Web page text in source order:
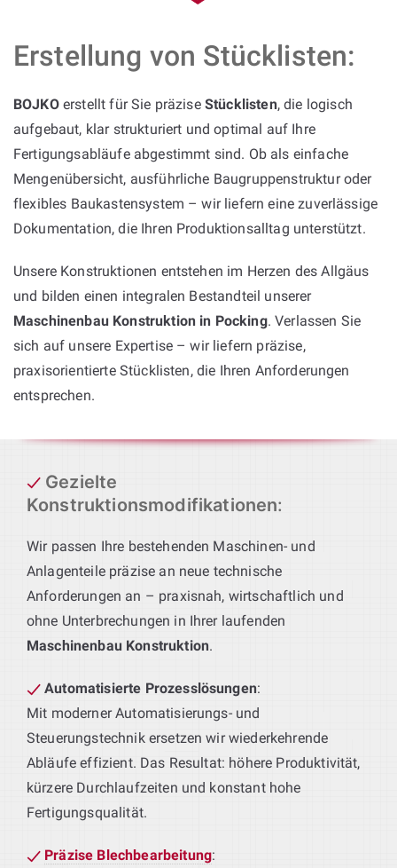
Erstellung von Stücklisten:
BOJKOerstellt für Sie präzise Stücklisten, die logisch
aufgebaut, klar strukturiert und optimal auf Ihre
Fertigungsabläufe abgestimmt sind. Ob als einfache
Mengenübersicht, ausführliche Baugruppenstruktur oder
flexibles Baukastensystem – wir liefern eine zuverlässige
Dokumentation, die Ihren Produktionsalltag unterstützt.
Unsere Konstruktionen entstehen im Herzen des Allgäus
und bilden einen integralen Bestandteil unserer
Maschinenbau Konstruktion in Pocking. Verlassen Sie
sich auf unsere Expertise – wir liefern präzise,
praxisorientierte Stücklisten, die Ihren Anforderungen
entsprechen.
Gezielte
Konstruktionsmodifikationen:
Wir passen Ihre bestehenden Maschinen- und
Anlagenteile präzise an neue technische
Anforderungen an – praxisnah, wirtschaftlich und
ohne Unterbrechungen in Ihrer laufenden
Maschinenbau Konstruktion.
Automatisierte Prozesslösungen:
Mit moderner Automatisierungs- und
Steuerungstechnik ersetzen wir wiederkehrende
Abläufe effizient. Das Resultat: höhere Produktivität,
kürzere Durchlaufzeiten und konstant hohe
Fertigungsqualität.
Präzise Blechbearbeitung: